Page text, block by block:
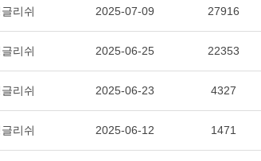
리쉬 2025-07-09 27916
리쉬 2025-06-25 22353
리쉬 2025-06-23 4327
리쉬 2025-06-12 1471